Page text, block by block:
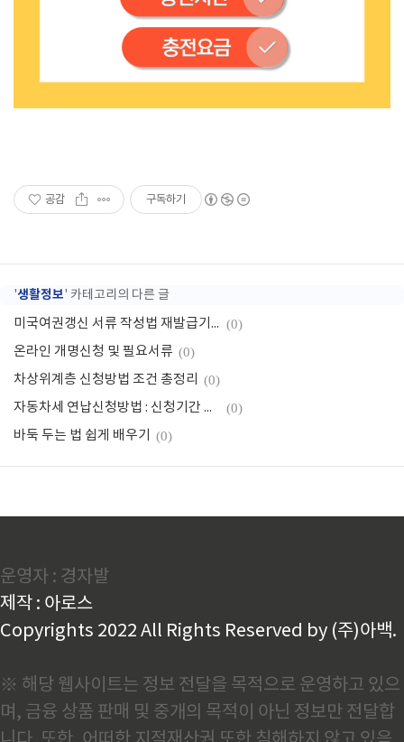
공감 구독하기
'생활정보' 카테고리의 다른 글
미국여권갱신 서류 작성법 재발급기간 (0)
온라인 개명신청 및 필요서류 (0)
차상위계층 신청방법 조건 총정리 (0)
자동차세 연납신청방법 : 신청기간 카드혜택 (0)
바둑 두는 법 쉽게 배우기 (0)
운영자 : 경자발
제작 : 아로스
Copyrights 2022 All Rights Reserved by (주)아백.
※ 해당 웹사이트는 정보 전달을 목적으로 운영하고 있으
며, 금융 상품 판매 및 중개의 목적이 아닌 정보만 전달합